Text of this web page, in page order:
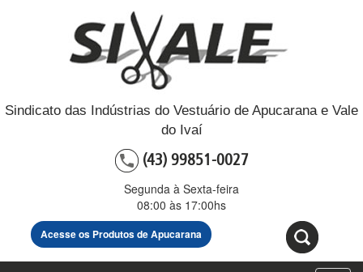
Sindicato das Indústrias do Vestuário de Apucarana e Vale
do Ivaí
(43) 99851-0027
Segunda à Sexta-feira
08:00 às 17:00hs
Acesse os Produtos de Apucarana